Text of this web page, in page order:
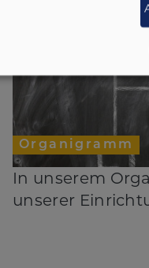
Organigramm
In unserem
unserer